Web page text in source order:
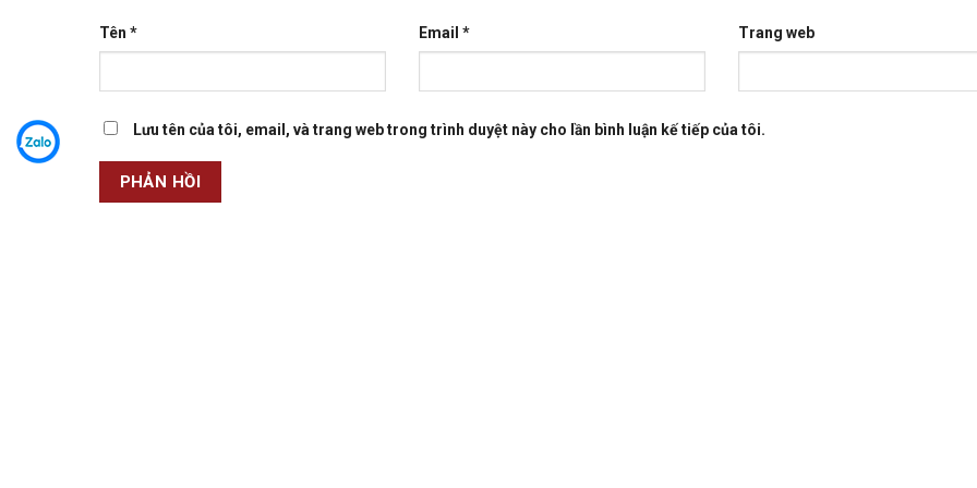
Tên * Email * Trang web
Lưu tên của tôi, email, và trang web trong trình duyệt này cho lần bình luận kế tiếp của tôi.